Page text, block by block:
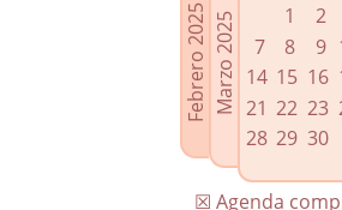
Enlaces
Agenda de Presidencia
Plenos provinciales y Juntas de gobierno
Oficina de Proyectos Europeos
Febrero 2025Marzo 2025
1
2
7
8 9
14 15 16
21 22 23
28 29 30
☒ Agenda